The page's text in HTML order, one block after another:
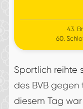
43.
60.
Sportlich reihte
des BVB gegen
diesem Tag